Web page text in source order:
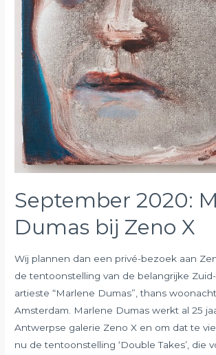
hofkamer
van
“Den
Wolsack”
September 2020:
Dumas bij Zeno X
Wij plannen dan een privé-bezoek aan
de tentoonstelling van de belangrijke
artieste “Marlene Dumas”, thans
Amsterdam. Marlene Dumas werkt al 25
Antwerpse galerie Zeno X en om dat te
nu de tentoonstelling ‘Double Takes’, die